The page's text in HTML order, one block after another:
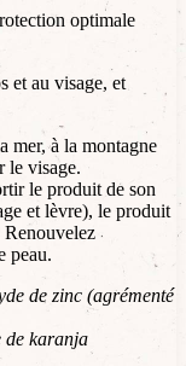
optimale
et au visage, et
mer, à la montagne
le visage.
le produit de son
et lèvre), le produit
Renouvelez
peau.
de zinc (agrémenté
de karanja